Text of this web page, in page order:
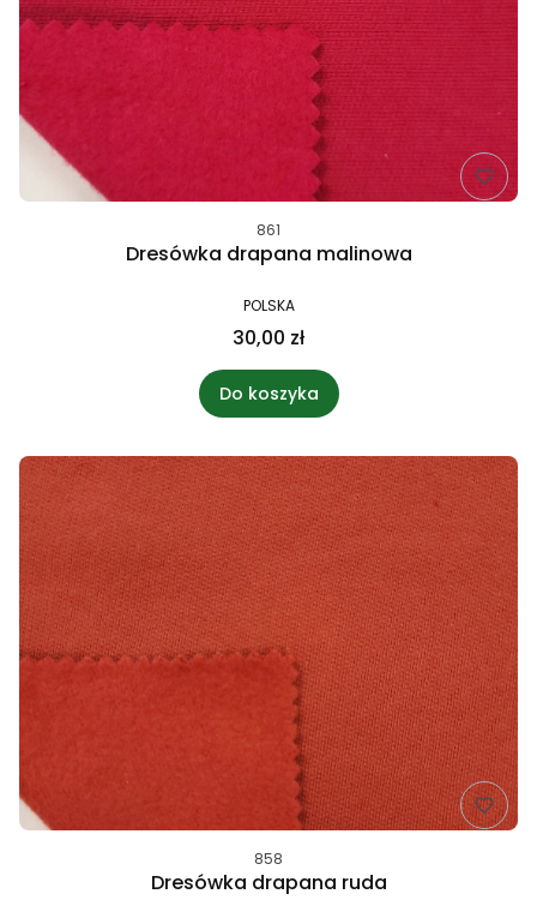
861
Dresówka drapana malinowa
POLSKA
30,00 zł
Do koszyka
858
Dresówka drapana ruda